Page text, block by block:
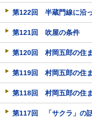
第122回 半蔵門線に沿
第121回 吹屋の条件
第120回 村岡五郎の住ま
第119回 村岡五郎の住ま
第118回 村岡五郎の住ま
第117回 「サクラ」の